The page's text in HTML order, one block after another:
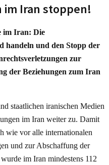
Iran stoppen!
im Iran: Die
handeln und den Stopp der
zur
der Beziehungen zum Iran
staatlichen iranischen Medien
im Iran weiter zu. Damit
wie vor alle internationalen
und zur Abschaffung der
im Iran mindestens 112